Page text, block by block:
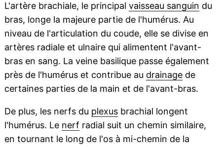
L'artère brachiale, le principal vaisseau sanguin du
bras, longe la majeure partie de l'humérus. Au
niveau de l'articulation du coude, elle se divise en
artères radiale et ulnaire qui alimentent l'avant-
bras en sang. La veine basilique passe également
près de l'humérus et contribue au drainagede
certaines parties de la main et de l'avant-bras.
De plus, les nerfs du plexusbrachial longent
l'humérus. Le nerf radial suit un chemin similaire,
en tournant le long de l'os à mi-chemin de la